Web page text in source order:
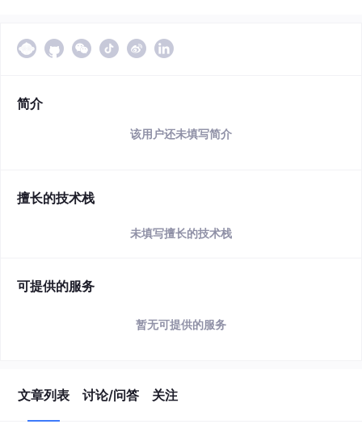
简介
该用户还未填写简介
擅长的技术栈
未填写擅长的技术栈
可提供的服务
暂无可提供的服务
文章列表 讨论/问答 关注